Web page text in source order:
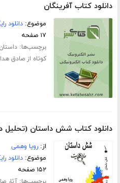
دانلود کتاب آفرینگان
موضوع:دانلود
۱۷ صفحه
برچسب‌ها:
کوتاه از صادق
دانلود کتاب شش داستان (تحلیل
از:رویا وهمی
موضوع:دانلود
۱۵۲ صفحه